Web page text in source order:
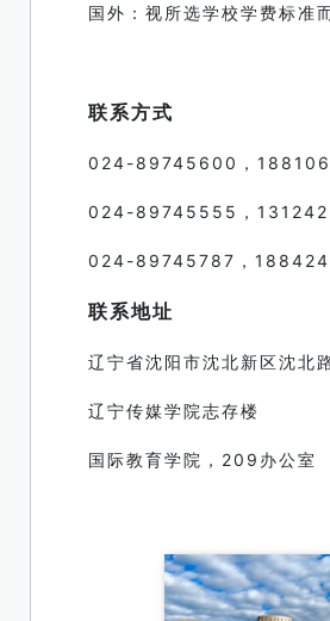
国外：视所选学校学费标准
联系方式
024-89745600，
024-89745555，
024-89745787，
联系地址
辽宁省沈阳市沈北新区沈北
辽宁传媒学院志存楼
国际教育学院，209办公室